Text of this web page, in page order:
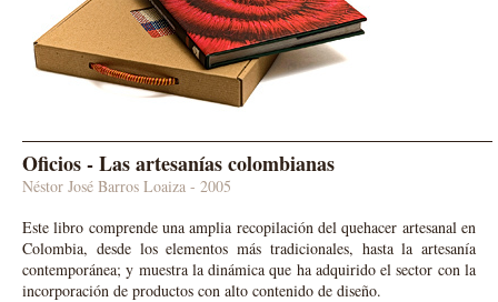
Oficios - Las artesanías colombianas
Néstor José Barros Loaiza - 2005
Este libro comprende una amplia recopilación del quehacer artesanal en
Colombia, desde los elementos más tradicionales, hasta la artesanía
contemporánea; y muestra la dinámica que ha adquirido el sector con la
incorporación de productos con alto contenido de diseño.